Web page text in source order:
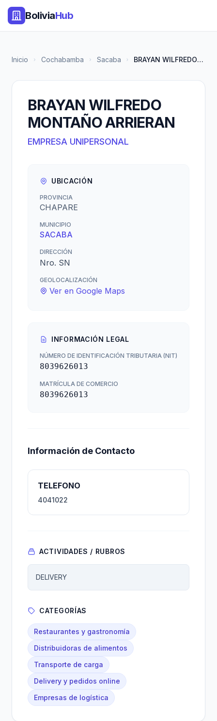
BoliviaHub
Inicio Cochabamba Sacaba BRAYAN WILFREDO MONTAÑO ARRIER...
BRAYAN WILFREDO
MONTAÑO ARRIERAN
EMPRESA UNIPERSONAL
UBICACIÓN
PROVINCIA
CHAPARE
MUNICIPIO
SACABA
DIRECCIÓN
Nro. SN
GEOLOCALIZACIÓN
Ver en Google Maps
INFORMACIÓN LEGAL
NÚMERO DE IDENTIFICACIÓN TRIBUTARIA (NIT)
8039626013
MATRÍCULA DE COMERCIO
8039626013
Información de Contacto
TELEFONO
4041022
ACTIVIDADES / RUBROS
DELIVERY
CATEGORÍAS
Restaurantes y gastronomía
Distribuidoras de alimentos
Transporte de carga
Delivery y pedidos online
Empresas de logística